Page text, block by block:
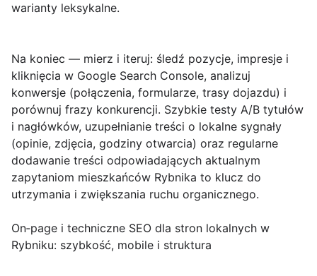
warianty leksykalne.
Na koniec — mierz i iteruj: śledź pozycje, impresje i
kliknięcia w Google Search Console, analizuj
konwersje (połączenia, formularze, trasy dojazdu) i
porównuj frazy konkurencji. Szybkie testy A/B tytułów
i nagłówków, uzupełnianie treści o lokalne sygnały
(opinie, zdjęcia, godziny otwarcia) oraz regularne
dodawanie treści odpowiadających aktualnym
zapytaniom mieszkańców Rybnika to klucz do
utrzymania i zwiększania ruchu organicznego.
On‑page i techniczne SEO dla stron lokalnych w
Rybniku: szybkość, mobile i struktura